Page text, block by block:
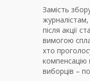
Замість
після акції
вимогою
хто
компенсацію
виборців –